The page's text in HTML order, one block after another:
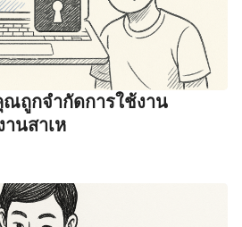
ถูกจํากัดการใช้งาน
นสาเห